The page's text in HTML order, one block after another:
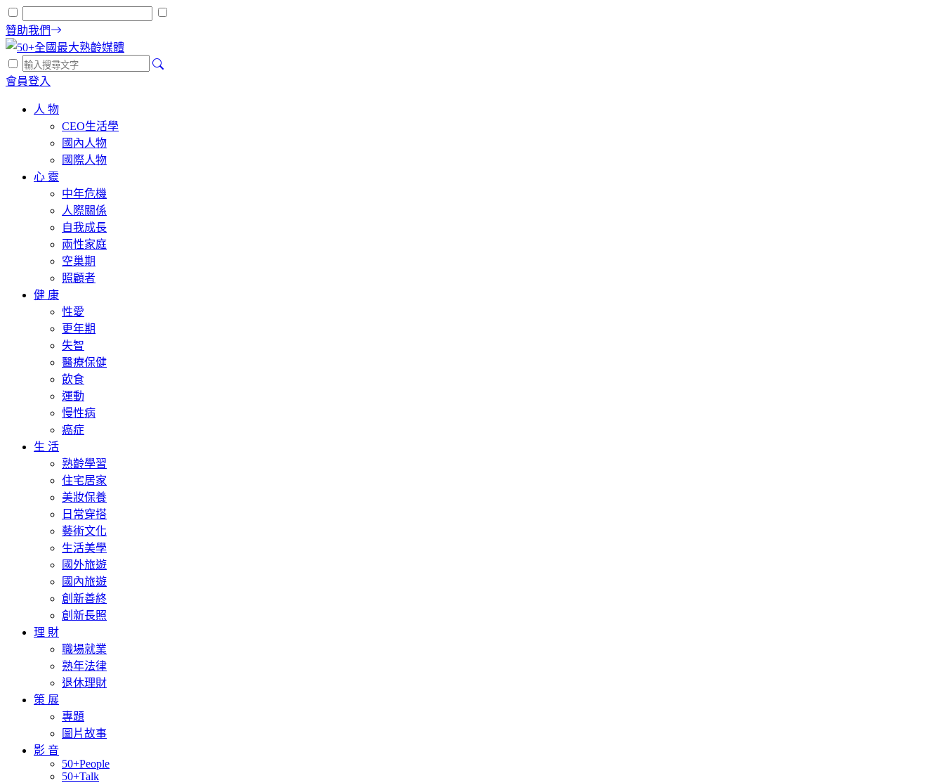
贊助我們
會員登入
人 物
CEO生活學
國內人物
國際人物
心 靈
中年危機
人際關係
自我成長
兩性家庭
空巢期
照顧者
健 康
性愛
更年期
失智
醫療保健
飲食
運動
慢性病
癌症
生 活
熟齡學習
住宅居家
美妝保養
日常穿搭
藝術文化
生活美學
國外旅遊
國內旅遊
創新善終
創新長照
理 財
職場就業
熟年法律
退休理財
策 展
專題
圖片故事
影 音
50+People
50+Talk